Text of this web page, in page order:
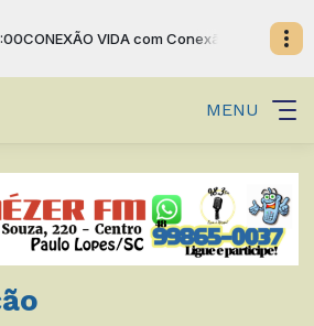
CONEXÃO VIDA com Conexão Vida das
MENU